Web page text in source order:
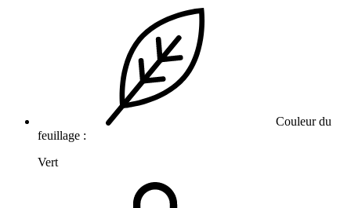
Couleur du
feuillage :
Vert